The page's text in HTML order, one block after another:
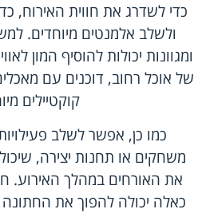
כדי לשדרג את חווית האירוח,
ולשלב אלמנטים מיוחדים.
ומגוונות יכולות להוסיף המון
של אוכל רחוב, דוכנים עם
קוקטיילים
כמו כן, אפשר לשלב
משחקים או תחנות יצירה,
את האורחים במהלך האירוע.
כאלה יכולה להפוך את